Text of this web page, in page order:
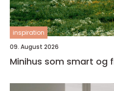
inspiration
09. August 2026
Minihus som smart og